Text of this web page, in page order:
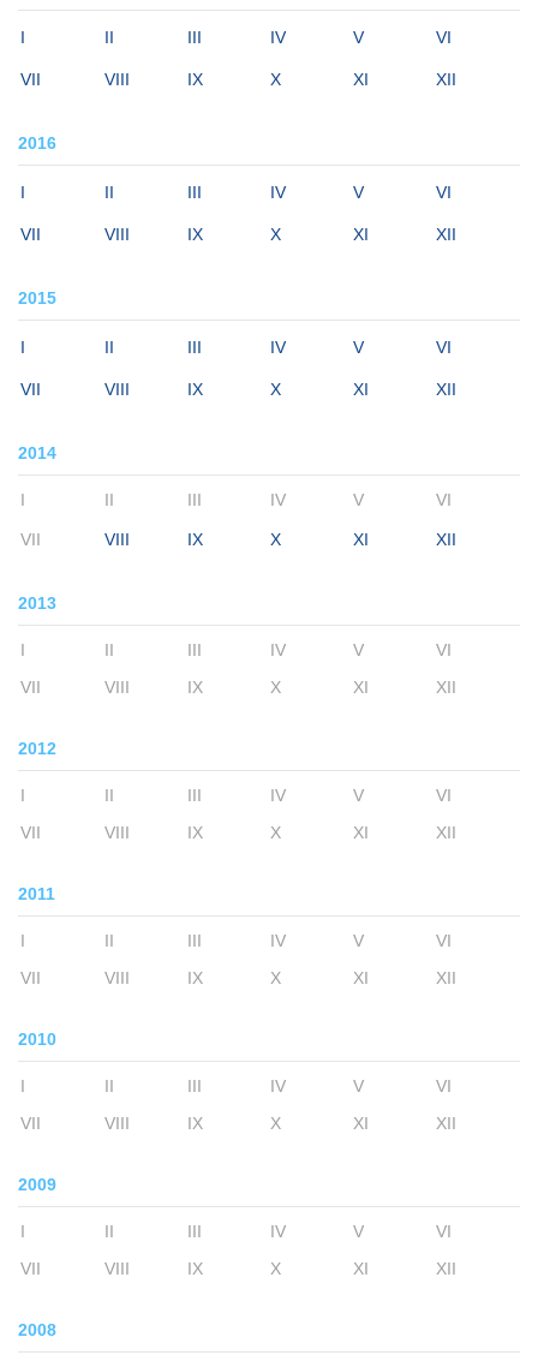
I II III IV V VI
VII VIII IX X XI XII
2016
I II III IV V VI
VII VIII IX X XI XII
2015
I II III IV V VI
VII VIII IX X XI XII
2014
I II III IV V VI
VII VIII IX X XI XII
2013
I II III IV V
VI
VII
VIII IX X XI XII
2012
I II III IV V
VI
VII
VIII IX X XI XII
2011
I II III IV V
VI
VII
VIII IX X XI XII
2010
I II III IV V
VI
VII
VIII IX X XI XII
2009
I II III IV V
VI
VII
VIII IX X XI XII
2008